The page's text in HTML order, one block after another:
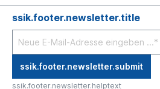
ssik.footer.newsletter.title
ssik.footer.newsletter.submit
ssik.footer.newsletter.helptext